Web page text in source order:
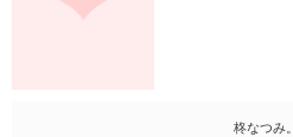
柊なつみ。